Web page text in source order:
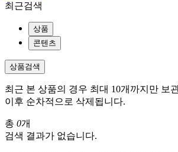
최근검색
상품
콘텐츠
상품검색
최근 본 상품의 경우 최대 10개까지만 보
이후 순차적으로 삭제됩니다.
총 0개
검색 결과가 없습니다.